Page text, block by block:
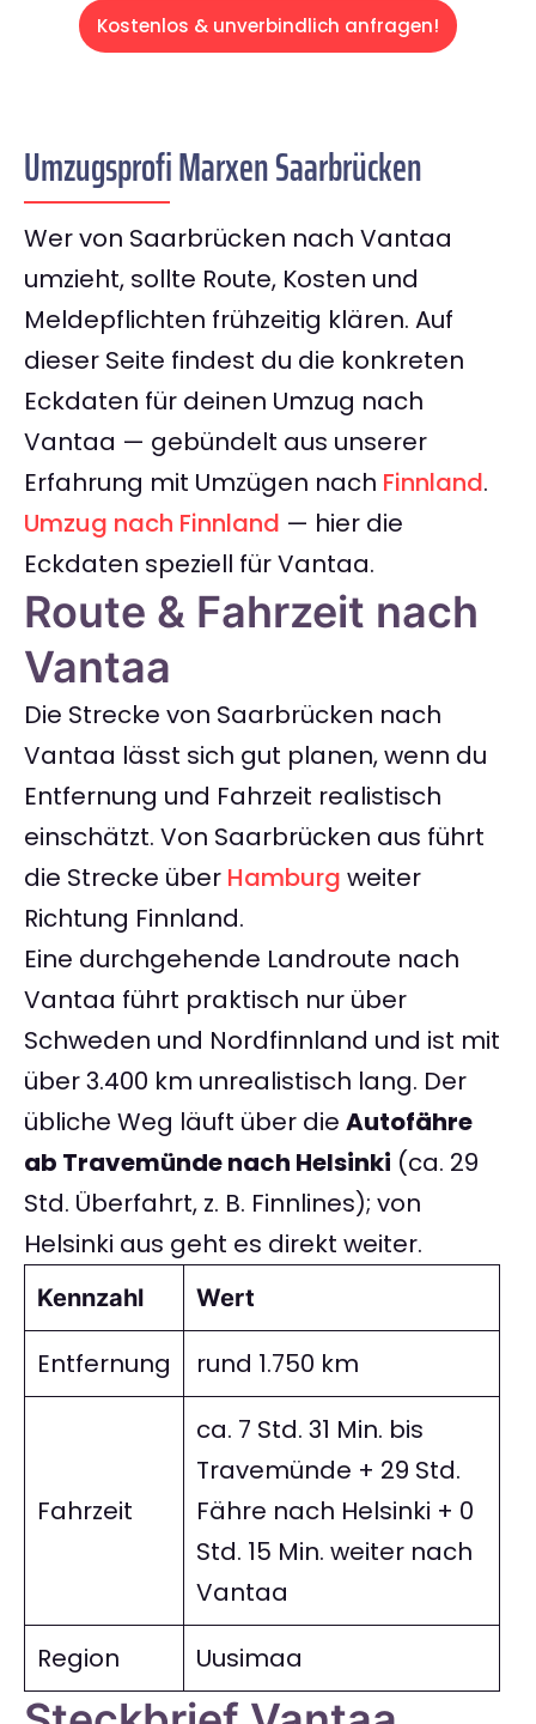
Kostenlos & unverbindlich anfragen!
Umzugsprofi Marxen Saarbrücken
Wer von Saarbrücken nach Vantaa
umzieht, sollte Route, Kosten und
Meldepflichten frühzeitig klären. Auf
dieser Seite findest du die konkreten
Eckdaten für deinen Umzug nach
Vantaa — gebündelt aus unserer
Erfahrung mit Umzügen nach Finnland.
Umzug nach Finnland — hier die
Eckdaten speziell für Vantaa.
Route & Fahrzeit nach
Vantaa
Die Strecke von Saarbrücken nach
Vantaa lässt sich gut planen, wenn du
Entfernung und Fahrzeit realistisch
einschätzt. Von Saarbrücken aus führt
die Strecke über Hamburg weiter
Richtung Finnland.
Eine durchgehende Landroute nach
Vantaa führt praktisch nur über
Schweden und Nordfinnland und ist mit
über 3.400 km unrealistisch lang. Der
übliche Weg läuft über die Autofähre
ab Travemünde nach Helsinki (ca. 29
Std. Überfahrt, z. B. Finnlines); von
Helsinki aus geht es direkt weiter.
Kennzahl Wert
Entfernung rund 1.750 km
Fahrzeit
ca. 7 Std. 31 Min. bis
Travemünde + 29 Std.
Fähre nach Helsinki + 0
Std. 15 Min. weiter nach
Vantaa
Region
Uusimaa